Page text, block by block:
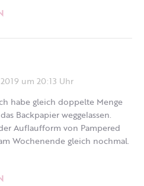
um 20:13 Uhr
habe gleich doppelte Menge
Backpapier weggelassen.
Auflaufform von Pampered
Wochenende gleich nochmal.